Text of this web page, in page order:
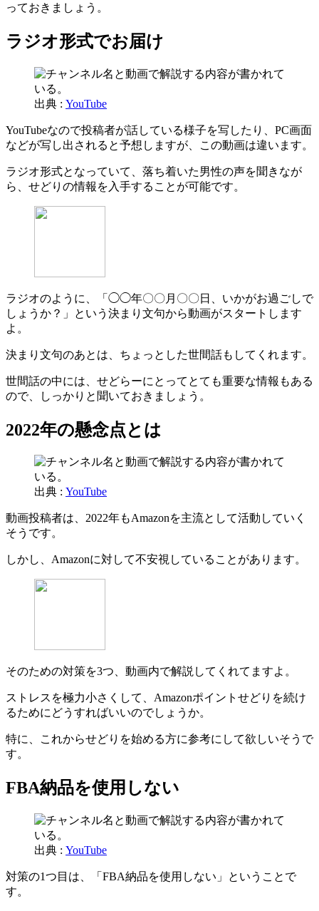
っておきましょう。
ラジオ形式でお届け
出典 : YouTube
YouTubeなので投稿者が話している様子を写したり、PC画面
などが写し出されると予想しますが、この動画は違います。
ラジオ形式となっていて、落ち着いた男性の声を聞きなが
ら、せどりの情報を入手することが可能です。
ラジオのように、「◯◯年〇〇月〇〇日、いかがお過ごしで
しょうか？」という決まり文句から動画がスタートします
よ。
決まり文句のあとは、ちょっとした世間話もしてくれます。
世間話の中には、せどらーにとってとても重要な情報もある
ので、しっかりと聞いておきましょう。
2022年の懸念点とは
出典 : YouTube
動画投稿者は、2022年もAmazonを主流として活動していく
そうです。
しかし、Amazonに対して不安視していることがあります。
そのための対策を3つ、動画内で解説してくれてますよ。
ストレスを極力小さくして、Amazonポイントせどりを続け
るためにどうすればいいのでしょうか。
特に、これからせどりを始める方に参考にして欲しいそうで
す。
FBA納品を使用しない
出典 : YouTube
対策の1つ目は、「FBA納品を使用しない」ということで
す。